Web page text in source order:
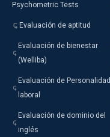
Psychometric Tests
Evaluación de aptitud
Evaluación de bienestar
(Welliba)
Evaluación de Personalidad
laboral
Evaluación de dominio del
inglés